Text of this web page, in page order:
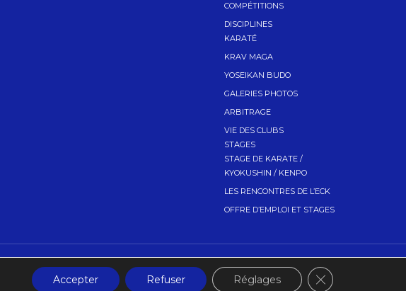
COMPÉTITIONS
DISCIPLINES
KARATÉ
KRAV MAGA
YOSEIKAN BUDO
GALERIES PHOTOS
ARBITRAGE
VIE DES CLUBS
STAGES
STAGE DE KARATE /
KYOKUSHIN / KENPO
LES RENCONTRES DE L’ECK
OFFRE D’EMPLOI ET STAGES
Accepter Refuser Réglages Fermer la